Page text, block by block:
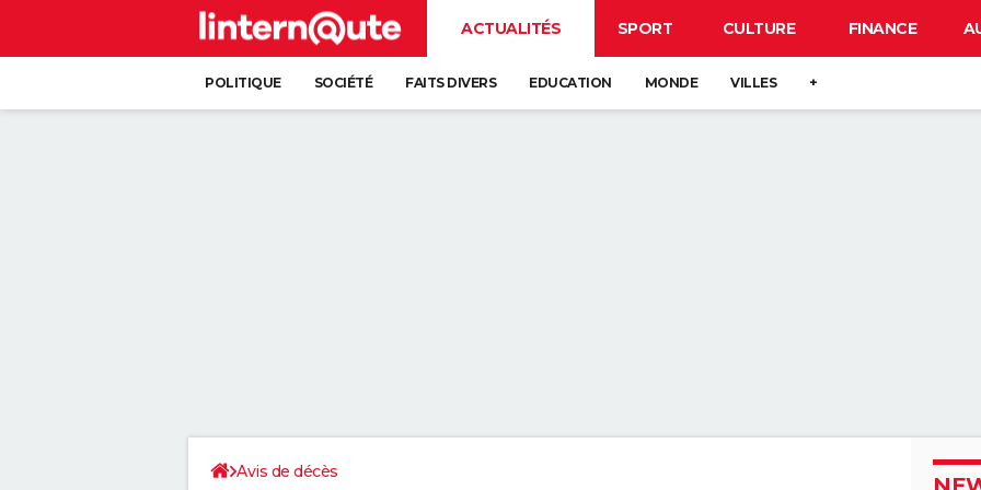
ACTUALITÉS SPORT CULTURE FINANCE
POLITIQUE SOCIÉTÉ FAITS DIVERS EDUCATION MONDE VILLES +
Avis de décès